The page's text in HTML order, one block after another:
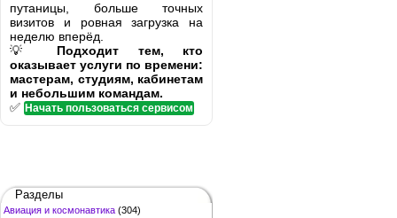
путаницы, больше точных
визитов и ровная загрузка на
неделю вперёд.
💡 Подходит тем, кто
оказывает услуги по времени:
мастерам, студиям, кабинетам
и небольшим командам.
✅ Начать пользоваться сервисом
Разделы
Авиация и космонавтика (304)